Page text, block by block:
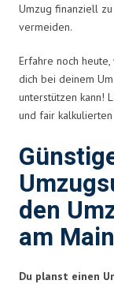
Umzug finanziell
vermeiden.
Erfahre noch
dich bei deinem
unterstützen kann!
und fair
den
am
Du planst einen